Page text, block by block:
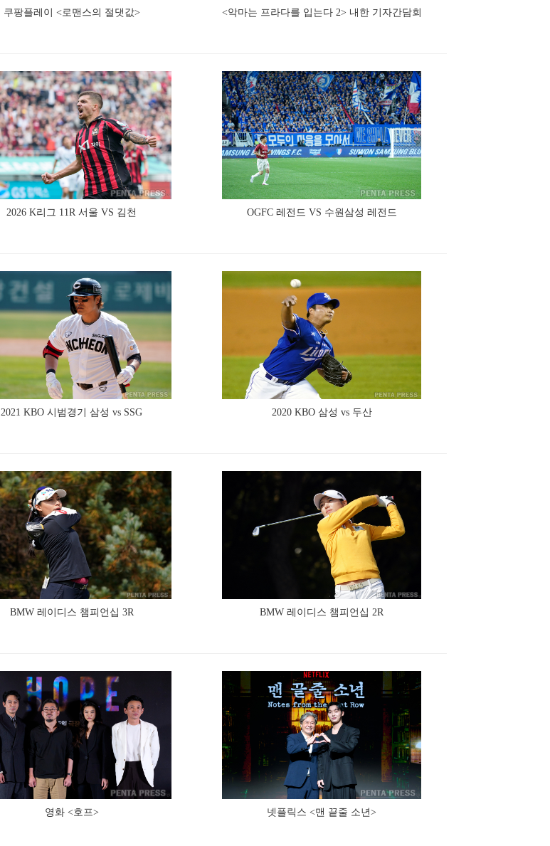
쿠팡플레이 <로맨스의 절댓값> <악마는 프라다를 입는다 2> 내한 기자간담회
2026 K리그 11R 서울 VS 김천 OGFC 레전드 VS 수원삼성 레전드
2021 KBO 시범경기 삼성 vs SSG 2020 KBO 삼성 vs 두산
BMW 레이디스 챔피언십 3R BMW 레이디스 챔피언십 2R
영화 <호프> 넷플릭스 <맨 끝줄 소년>